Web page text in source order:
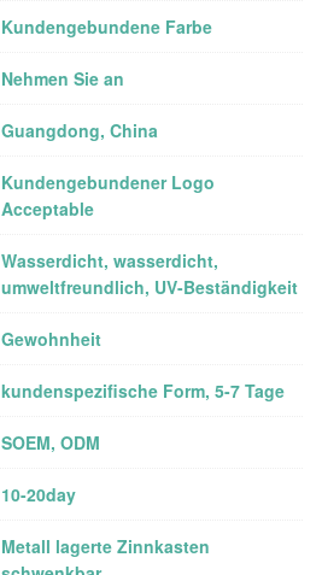
Kundengebundene Farbe
Nehmen Sie an
Guangdong, China
Kundengebundener Logo
Acceptable
Wasserdicht, wasserdicht,
umweltfreundlich, UV-Beständigkeit
Gewohnheit
kundenspezifische Form, 5-7 Tage
SOEM, ODM
10-20day
Metall lagerte Zinnkasten